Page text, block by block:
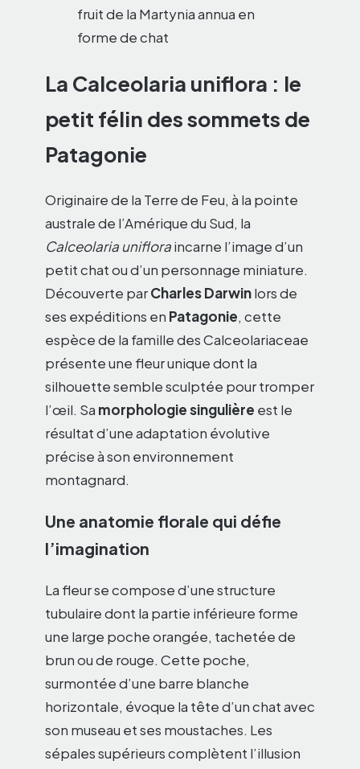
fruit de la Martynia annua en
forme de chat
La Calceolaria uniflora : le
petit félin des sommets de
Patagonie
Originaire de la Terre de Feu, à la pointe
australe de l’Amérique du Sud, la
Calceolaria unifloraincarne l’image d’un
petit chat ou d’un personnage miniature.
Découverte parCharles Darwinlors de
ses expéditions en Patagonie, cette
espèce de la famille des Calceolariaceae
présente une fleur unique dont la
silhouette semble sculptée pour tromper
l’œil. Sa morphologie singulière est le
résultat d’une adaptation évolutive
précise à son environnement
montagnard.
Une anatomie florale qui défie
l’imagination
La fleur se compose d’une structure
tubulaire dont la partie inférieure forme
une large poche orangée, tachetée de
brun ou de rouge. Cette poche,
surmontée d’une barre blanche
horizontale, évoque la tête d’un chat avec
son museau et ses moustaches. Les
sépales supérieurs complètent l’illusion